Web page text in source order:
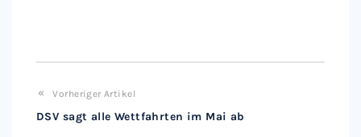
Vorheriger Artikel
DSV sagt alle Wettfahrten im Mai ab